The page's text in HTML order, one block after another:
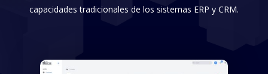
capacidades tradicionales de los sistemas ERP y CRM.